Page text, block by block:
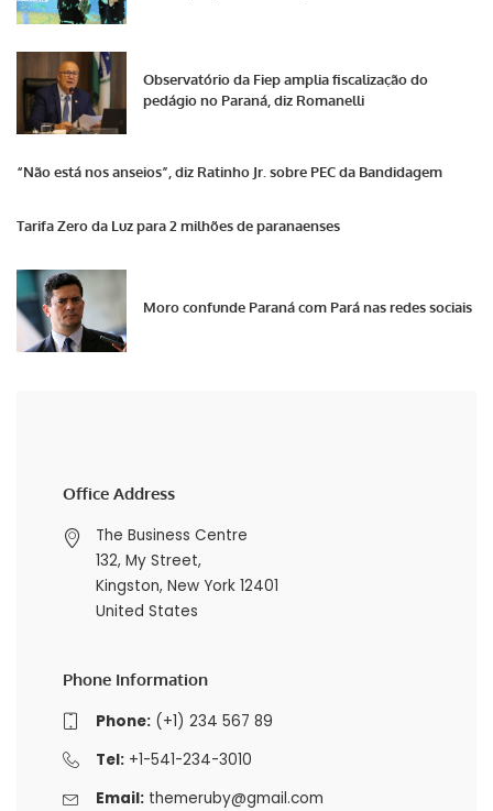
Observatório da Fiep amplia fiscalização do
pedágio no Paraná, diz Romanelli
“Não está nos anseios”, diz Ratinho Jr. sobre PEC da Bandidagem
Tarifa Zero da Luz para 2 milhões de paranaenses
Moro confunde Paraná com Pará nas redes sociais
Office Address
The Business Centre
132, My Street,
Kingston, New York 12401
United States
Phone Information
Phone:(+1) 234 567 89
Tel:+1-541-234-3010
Email: themeruby@gmail.com